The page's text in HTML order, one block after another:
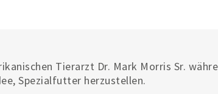
Tierarzt Dr. Mark Morris Sr.
Spezialfutter herzustellen.